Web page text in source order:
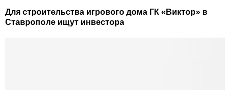
Для строительства игрового дома ГК «Виктор» в
Ставрополе ищут инвестора